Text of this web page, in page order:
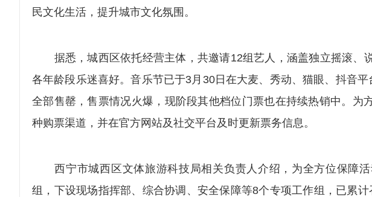
民文化生活，提升城市文化氛围。
据悉，城西区依托经营主体，共邀请12组艺人，涵盖独立摇滚、
各年龄段乐迷喜好。音乐节已于3月30日在大麦、秀动、猫眼、抖音平
全部售罄，售票情况火爆，现阶段其他档位门票也在持续热销中。为
种购票渠道，并在官方网站及社交平台及时更新票务信息。
西宁市城西区文体旅游科技局相关负责人介绍，为全方位保障活
组，下设现场指挥部、综合协调、安全保障等8个专项工作组，已累